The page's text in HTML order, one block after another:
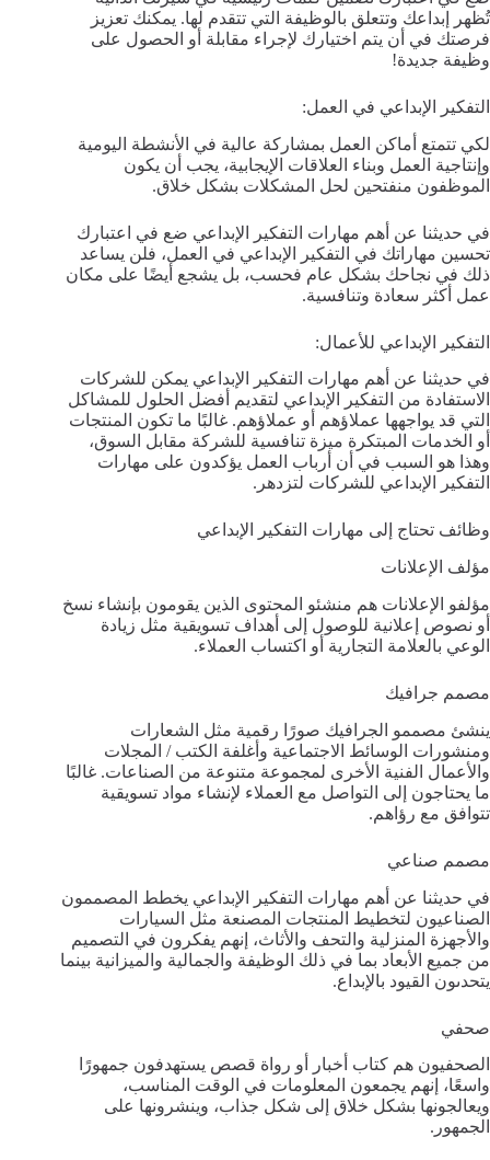
تُظهر إبداعك وتتعلق بالوظيفة التي تتقدم لها. يمكنك تعزيز
فرصتك في أن يتم اختيارك لإجراء مقابلة أو الحصول على
وظيفة جديدة!
التفكير الإبداعي في العمل:
لكي تتمتع أماكن العمل بمشاركة عالية في الأنشطة اليومية
وإنتاجية العمل وبناء العلاقات الإيجابية، يجب أن يكون
الموظفون منفتحين لحل المشكلات بشكل خلاق.
في حديثنا عن أهم مهارات التفكير الإبداعي ضع في اعتبارك
تحسين مهاراتك في التفكير الإبداعي في العمل، فلن يساعد
ذلك في نجاحك بشكل عام فحسب، بل يشجع أيضًا على مكان
عمل أكثر سعادة وتنافسية.
التفكير الإبداعي للأعمال:
في حديثنا عن أهم مهارات التفكير الإبداعي يمكن للشركات
الاستفادة من التفكير الإبداعي لتقديم أفضل الحلول للمشاكل
التي قد يواجهها عملاؤهم أو عملاؤهم. غالبًا ما تكون المنتجات
أو الخدمات المبتكرة ميزة تنافسية للشركة مقابل السوق،
وهذا هو السبب في أن أرباب العمل يؤكدون على مهارات
التفكير الإبداعي للشركات لتزدهر.
وظائف تحتاج إلى مهارات التفكير الإبداعي
مؤلف الإعلانات
مؤلفو الإعلانات هم منشئو المحتوى الذين يقومون بإنشاء نسخ
أو نصوص إعلانية للوصول إلى أهداف تسويقية مثل زيادة
الوعي بالعلامة التجارية أو اكتساب العملاء.
مصمم جرافيك
ينشئ مصممو الجرافيك صورًا رقمية مثل الشعارات
ومنشورات الوسائط الاجتماعية وأغلفة الكتب / المجلات
والأعمال الفنية الأخرى لمجموعة متنوعة من الصناعات. غالبًا
ما يحتاجون إلى التواصل مع العملاء لإنشاء مواد تسويقية
تتوافق مع رؤاهم.
مصمم صناعي
في حديثنا عن أهم مهارات التفكير الإبداعي يخطط المصممون
الصناعيون لتخطيط المنتجات المصنعة مثل السيارات
والأجهزة المنزلية والتحف والأثاث، إنهم يفكرون في التصميم
من جميع الأبعاد بما في ذلك الوظيفة والجمالية والميزانية بينما
يتحدىون القيود بالإبداع.
صحفي
الصحفيون هم كتاب أخبار أو رواة قصص يستهدفون جمهورًا
واسعًا، إنهم يجمعون المعلومات في الوقت المناسب،
ويعالجونها بشكل خلاق إلى شكل جذاب، وينشرونها على
الجمهور.